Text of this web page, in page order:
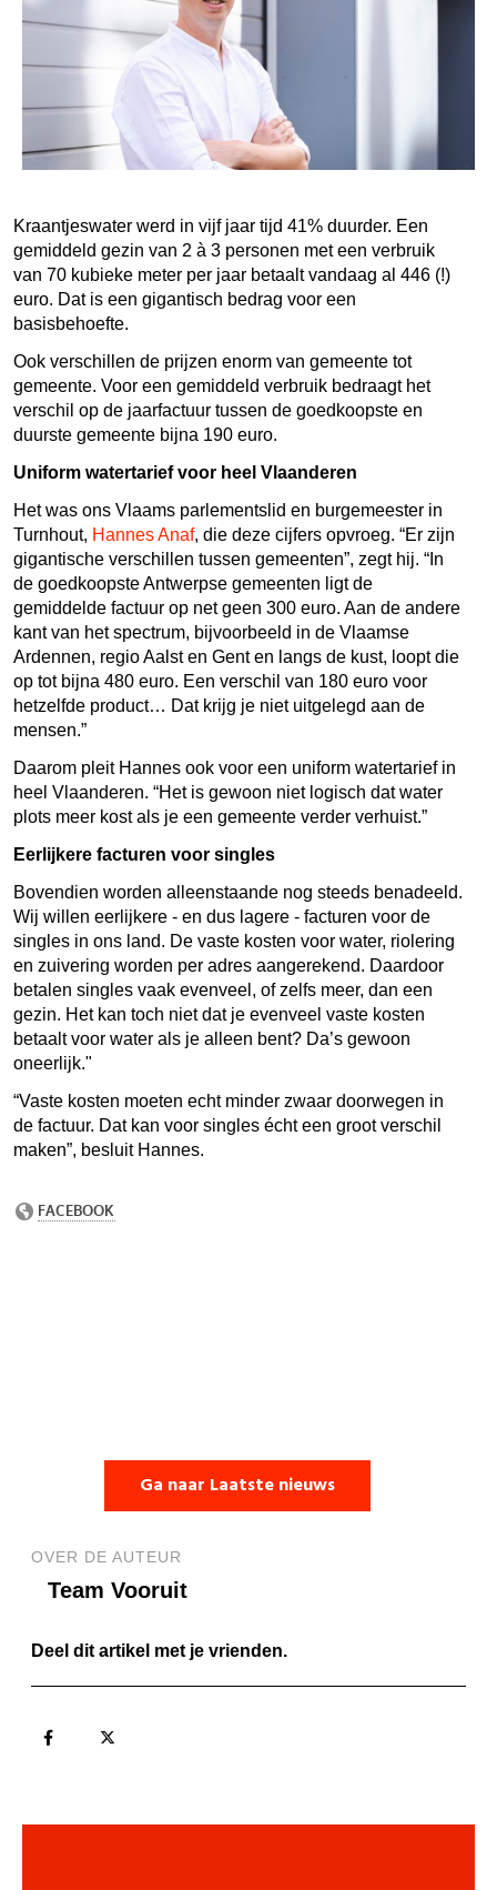
Kraantjeswater werd in vijf jaar tijd 41% duurder. Een
gemiddeld gezin van 2 à 3 personen met een verbruik
van 70 kubieke meter per jaar betaalt vandaag al 446 (!)
euro. Dat is een gigantisch bedrag voor een
basisbehoefte.
Ook verschillen de prijzen enorm van gemeente tot
gemeente. Voor een gemiddeld verbruik bedraagt het
verschil op de jaarfactuur tussen de goedkoopste en
duurste gemeente bijna 190 euro.
Uniform watertarief voor heel Vlaanderen
Het was ons Vlaams parlementslid en burgemeester in
Turnhout, Hannes Anaf, die deze cijfers opvroeg. “Er zijn
gigantische verschillen tussen gemeenten”, zegt hij. “In
de goedkoopste Antwerpse gemeenten ligt de
gemiddelde factuur op net geen 300 euro. Aan de andere
kant van het spectrum, bijvoorbeeld in de Vlaamse
Ardennen, regio Aalst en Gent en langs de kust, loopt die
op tot bijna 480 euro. Een verschil van 180 euro voor
hetzelfde product… Dat krijg je niet uitgelegd aan de
mensen.”
Daarom pleit Hannes ook voor een uniform watertarief in
heel Vlaanderen. “Het is gewoon niet logisch dat water
plots meer kost als je een gemeente verder verhuist.”
Eerlijkere facturen voor singles
Bovendien worden alleenstaande nog steeds benadeeld.
Wij willen eerlijkere - en dus lagere - facturen voor de
singles in ons land. De vaste kosten voor water, riolering
en zuivering worden per adres aangerekend. Daardoor
betalen singles vaak evenveel, of zelfs meer, dan een
gezin. Het kan toch niet dat je evenveel vaste kosten
betaalt voor water als je alleen bent? Da’s gewoon
oneerlijk."
“Vaste kosten moeten echt minder zwaar doorwegen in
de factuur. Dat kan voor singles écht een groot verschil
maken”, besluit Hannes.
Ga naar Laatste nieuws
OVER DE AUTEUR
Team Vooruit
Deel dit artikel met je vrienden.